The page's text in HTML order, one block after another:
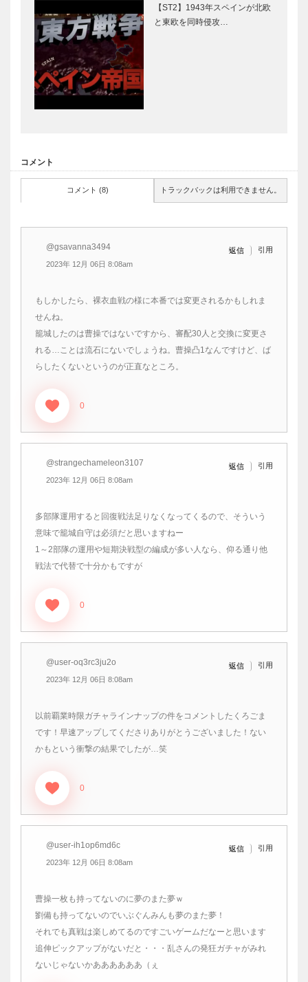
【ST2】1943年スペインが北欧
と東欧を同時侵攻…
コメント
コメント (8) トラックバックは利用できません。
@gsavanna3494
2023年 12月 06日 8:08am
返信 引用
もしかしたら、裸衣血戦の様に本番では変更されるかもしれま
せんね。
籠城したのは曹操ではないですから、審配30人と交換に変更さ
れる…ことは流石にないでしょうね。曹操凸1なんですけど、ば
らしたくないというのが正直なところ。
0
@strangechameleon3107
2023年 12月 06日 8:08am
返信 引用
多部隊運用すると回復戦法足りなくなってくるので、そういう
意味で籠城自守は必須だと思いますねー
1～2部隊の運用や短期決戦型の編成が多い人なら、仰る通り他
戦法で代替で十分かもですが
0
@user-oq3rc3ju2o
2023年 12月 06日 8:08am
返信 引用
以前覇業時限ガチャラインナップの件をコメントしたくろごま
です！早速アップしてくださりありがとうございました！ない
かもという衝撃の結果でしたが…笑
0
@user-ih1op6md6c
2023年 12月 06日 8:08am
返信 引用
曹操一枚も持ってないのに夢のまた夢ｗ
劉備も持ってないのでいぶぐんみんも夢のまた夢！
それでも真戦は楽しめてるのですごいゲームだなーと思います
追伸ピックアップがないだと・・・乱さんの発狂ガチャがみれ
ないじゃないかああああああ（ぇ